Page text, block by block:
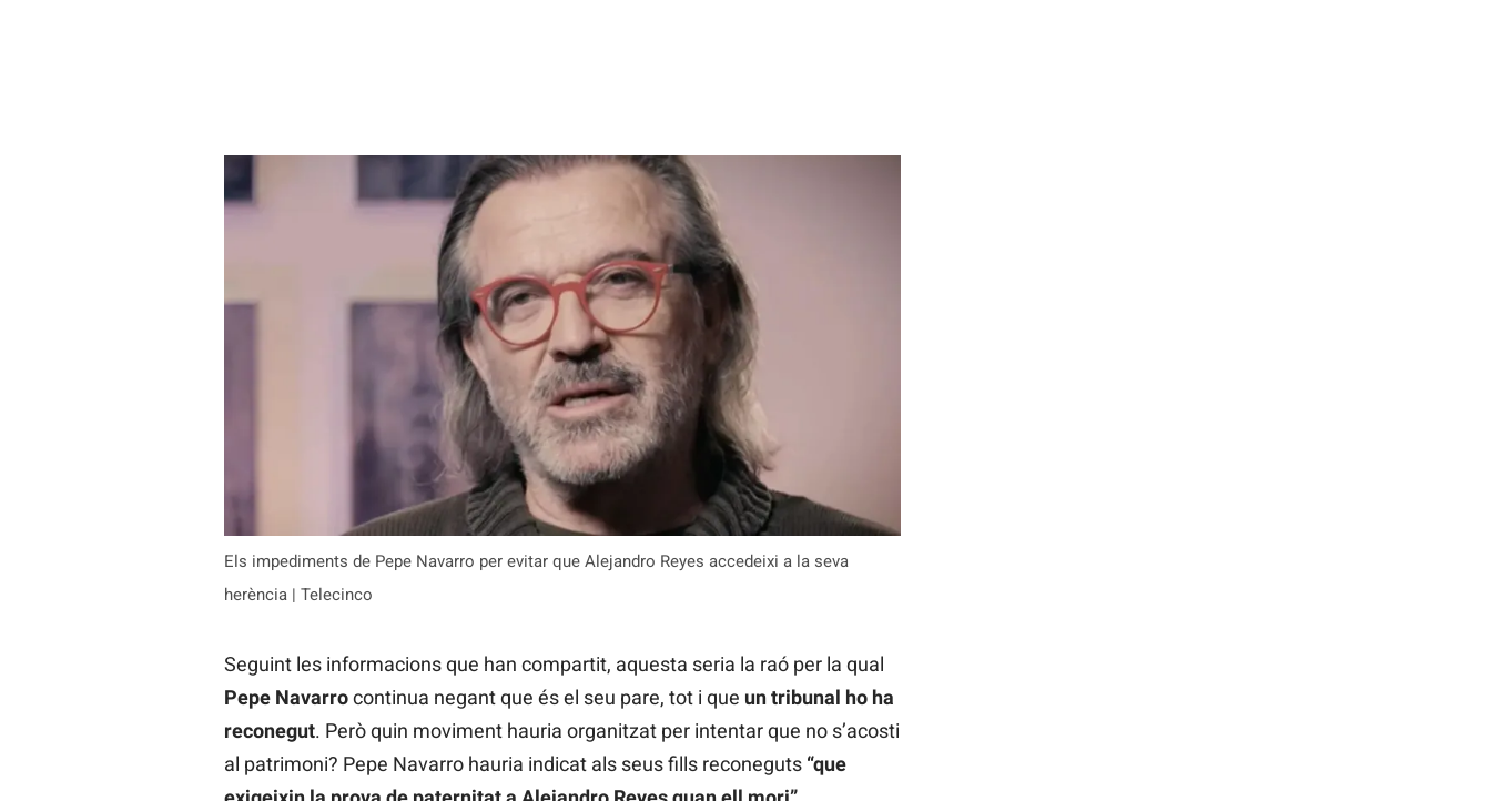
Els impediments de Pepe Navarro per evitar que Alejandro Reyes accedeixi a la seva
herència | Telecinco
Seguint les informacions que han compartit, aquesta seria la raó per la qual
Pepe Navarrocontinua negant que és el seu pare, tot i que un tribunal ho ha
reconegut. Però quin moviment hauria organitzat per intentar que no s’acosti
al patrimoni? Pepe Navarro hauria indicat als seus fills reconeguts “que